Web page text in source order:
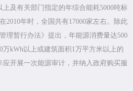
及有关部门指定的年综合能耗5000吨标
2010年时，全国共有17000家左右。除此
理暂行办法》提出，年能源消费量达500
万kWh以上或建筑面积1万平方米以上的
开展一次能源审计，并纳入政府购买服